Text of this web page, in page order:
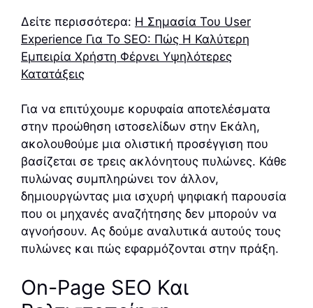
Δείτε περισσότερα: Η Σημασία Του User
Experience Για Το SEO: Πώς Η Καλύτερη
Εμπειρία Χρήστη Φέρνει Υψηλότερες
Κατατάξεις
Για να επιτύχουμε κορυφαία αποτελέσματα
στην προώθηση ιστοσελίδων στην Εκάλη,
ακολουθούμε μια ολιστική προσέγγιση που
βασίζεται σε τρεις ακλόνητους πυλώνες. Κάθε
πυλώνας συμπληρώνει τον άλλον,
δημιουργώντας μια ισχυρή ψηφιακή παρουσία
που οι μηχανές αναζήτησης δεν μπορούν να
αγνοήσουν. Ας δούμε αναλυτικά αυτούς τους
πυλώνες και πώς εφαρμόζονται στην πράξη.
On-Page SEO Και